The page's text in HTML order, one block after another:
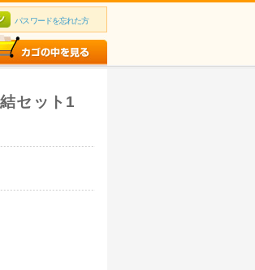
パスワードを忘れた方
セット1